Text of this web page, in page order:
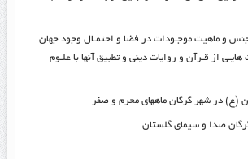
و ماهیت موجـودات در فضا و احتمـال وجود جهان
از قـرآن و روایات دینی و تطبیق آنها با علـوم
(ع) در شهر گرگان ماههای محرم و صفر
صدا و سیمای گلستان